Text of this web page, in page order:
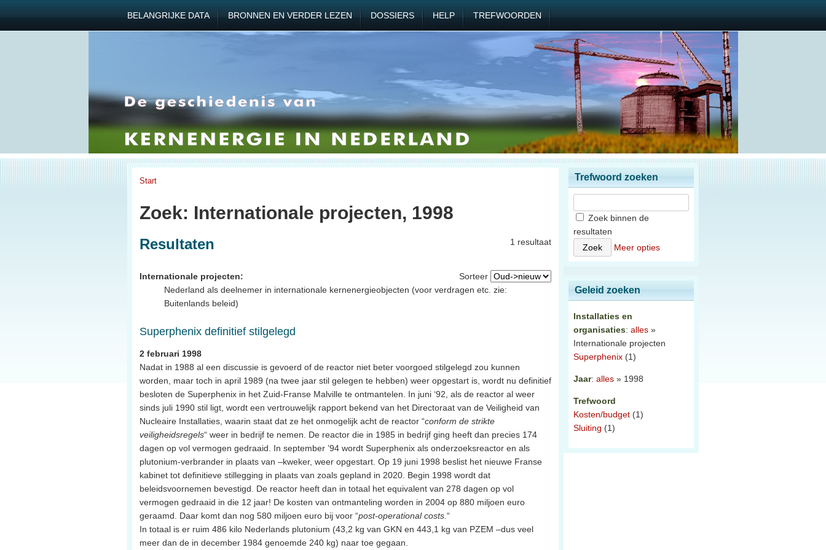
BELANGRIJKE DATA BRONNEN EN VERDER LEZEN DOSSIERS HELP TREFWOORDEN
Start
Zoek: Internationale projecten, 1998
1 resultaat
Resultaten
Sorteer
Internationale projecten:
Nederland als deelnemer in internationale kernenergieobjecten (voor verdragen etc. zie:
Buitenlands beleid)
Superphenix definitief stilgelegd
2 februari 1998
Nadat in 1988 al een discussie is gevoerd of de reactor niet beter voorgoed stilgelegd zou kunnen
worden, maar toch in april 1989 (na twee jaar stil gelegen te hebben) weer opgestart is, wordt nu definitief
besloten de Superphenix in het Zuid-Franse Malville te ontmantelen. In juni ‘92, als de reactor al weer
sinds juli 1990 stil ligt, wordt een vertrouwelijk rapport bekend van het Directoraat van de Veiligheid van
Nucleaire Installaties, waarin staat dat ze het onmogelijk acht de reactor “conform de strikte
veiligheidsregels“ weer in bedrijf te nemen. De reactor die in 1985 in bedrijf ging heeft dan precies 174
dagen op vol vermogen gedraaid. In september ’94 wordt Superphenix als onderzoeksreactor en als
plutonium-verbrander in plaats van –kweker, weer opgestart. Op 19 juni 1998 beslist het nieuwe Franse
kabinet tot definitieve stillegging in plaats van zoals gepland in 2020. Begin 1998 wordt dat
beleidsvoornemen bevestigd. De reactor heeft dan in totaal het equivalent van 278 dagen op vol
vermogen gedraaid in die 12 jaar! De kosten van ontmanteling worden in 2004 op 880 miljoen euro
geraamd. Daar komt dan nog 580 miljoen euro bij voor “post-operational costs. “
In totaal is er ruim 486 kilo Nederlands plutonium (43,2 kg van GKN en 443,1 kg van PZEM –dus veel
meer dan de in december 1984 genoemde 240 kg) naar toe gegaan.
Trefwoord zoeken
Zoek binnen de
resultaten
Meer opties
Geleid zoeken
Installaties en
organisaties: alles »
Internationale projecten
Superphenix (1)
Jaar: alles » 1998
Trefwoord
Kosten/budget (1)
Sluiting (1)